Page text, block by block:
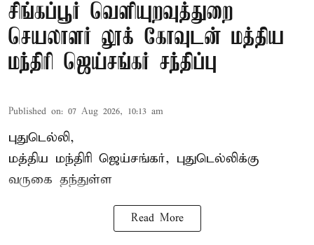
சிங்கப்பூர் வெளியுறவுத்துறை
செயலாளர் லூக் கோவுடன் மத்திய
மந்திரி ஜெய்சங்கர் சந்திப்பு
Published on: 07 Aug 2026, 10:13 am
புதுடெல்லி,
மத்திய மந்திரி ஜெய்சங்கர், புதுடெல்லிக்கு
வருகை தந்துள்ள
Read More